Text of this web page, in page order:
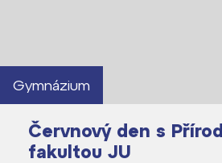
Gymnázium
Červnový den s
fakultou JU